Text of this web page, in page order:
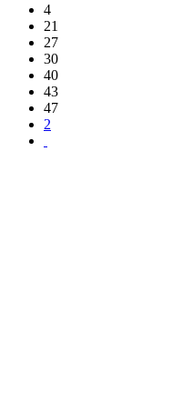
4
21
27
30
40
43
47
2